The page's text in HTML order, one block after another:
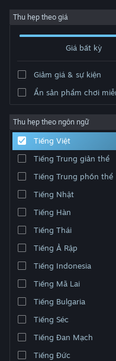
Đăng nhập
Cộng đồng
Thông tin
Hỗ trợ
Thay đổi ngôn ngữ
Cài ứng dụng Steam di động
Xem web cho desktop
Thu hẹp theo giá
Giá bất kỳ
Giảm giá & sự kiện
Ẩn sản phẩm chơi
Thu hẹp theo ngôn ngữ
Tiếng Việt
Tiếng Trung giản thể
Tiếng Trung phồn thể
Tiếng Nhật
Tiếng Hàn
Tiếng Thái
Tiếng Ả Rập
Tiếng Indonesia
Tiếng Mã Lai
Tiếng Bulgaria
Tiếng Séc
Tiếng Đan Mạch
Tiếng Đức
Nhà phát triển: Mr Chip Software
Xếp theo Độ liên quan
0 kết quả phù hợp tìm kiếm
trừ dựa trên tùy chỉnh của bạn.